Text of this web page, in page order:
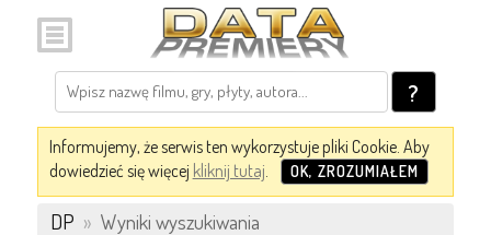
?
Informujemy, że serwis ten wykorzystuje pliki Cookie. Aby
dowiedzieć się więcej kliknij tutaj. OK, ZROZUMIAŁEM
DP » Wyniki wyszukiwania